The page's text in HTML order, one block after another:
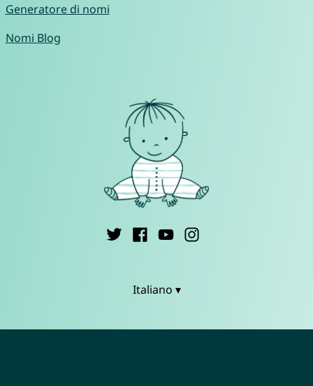
Generatore di nomi
Nomi Blog
Italiano ▾